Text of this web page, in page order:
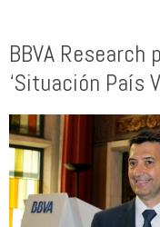
BBVA
‘Situación País